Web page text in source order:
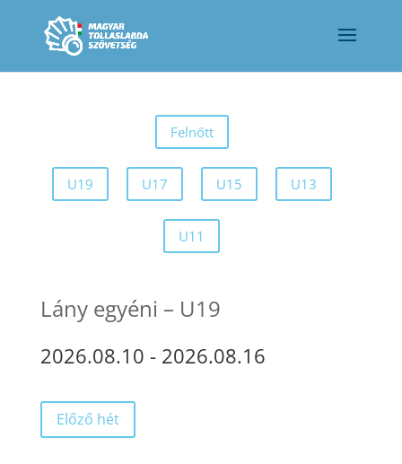
Felnőtt
U19 U17 U15 U13
U11
Lány egyéni – U19
2026.08.10 - 2026.08.16
Előző hét